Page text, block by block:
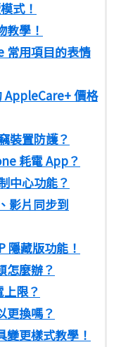
式！
學！
常用項目的表情
價格
裝置防護？
耗電 App？
中心功能？
影片同步到
隱藏版功能！
怎麼辦？
限？
更換嗎？
更樣式教學！